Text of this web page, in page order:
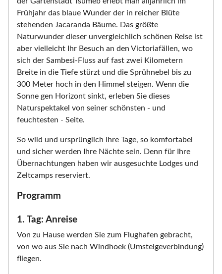
Frühjahr das blaue Wunder der in reicher Blüte
stehenden Jacaranda Bäume. Das größte
Naturwunder dieser unvergleichlich schönen Reise ist
aber vielleicht Ihr Besuch an den Victoriafällen, wo
sich der Sambesi-Fluss auf fast zwei Kilometern
Breite in die Tiefe stürzt und die Sprühnebel bis zu
300 Meter hoch in den Himmel steigen. Wenn die
Sonne gen Horizont sinkt, erleben Sie dieses
Naturspektakel von seiner schönsten - und
feuchtesten - Seite.
So wild und ursprünglich Ihre Tage, so komfortabel
und sicher werden Ihre Nächte sein. Denn für Ihre
Übernachtungen haben wir ausgesuchte Lodges und
Zeltcamps reserviert.
Programm
1. Tag: Anreise
Von zu Hause werden Sie zum Flughafen gebracht,
von wo aus Sie nach Windhoek (Umsteigeverbindung)
fliegen.